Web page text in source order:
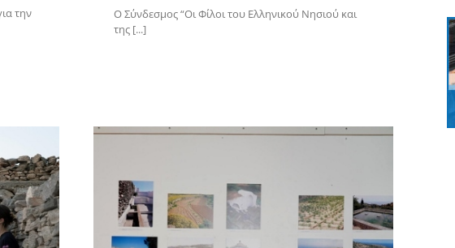
την
Ο Σύνδεσμος “Οι Φίλοι του Ελληνικού Νησιού και
της [...]